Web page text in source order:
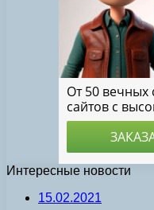
Интересные новости
15.02.2021